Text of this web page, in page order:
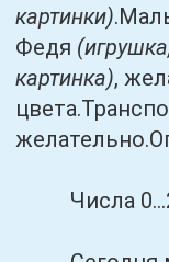
картинки)
Федя
картинка),
Числа